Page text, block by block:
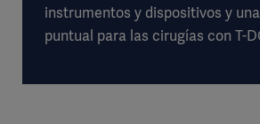
instrumentos y dispositivos y
puntual para las cirugías con T-